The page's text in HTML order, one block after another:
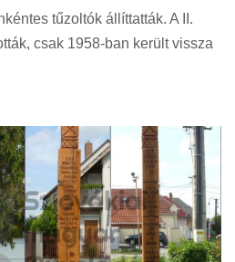
tűzoltók állíttatták. A II.
csak 1958-ban került vissza